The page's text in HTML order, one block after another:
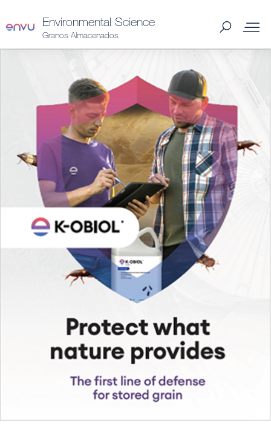
Environmental Science
Granos Almacenados
Quiénes somos
Contáctanos
Sitemap
Plagas Spain
Distribuidores Spain
Noticias y Artículos